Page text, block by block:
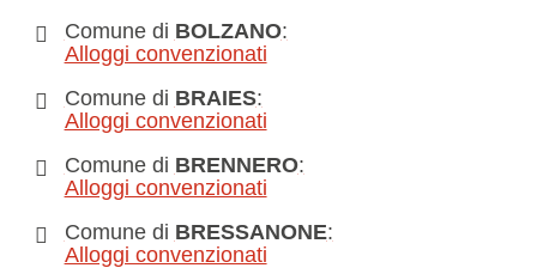
Comune di BOLZANO:
Alloggi convenzionati
Comune di BRAIES:
Alloggi convenzionati
Comune di BRENNERO:
Alloggi convenzionati
Comune di BRESSANONE:
Alloggi convenzionati